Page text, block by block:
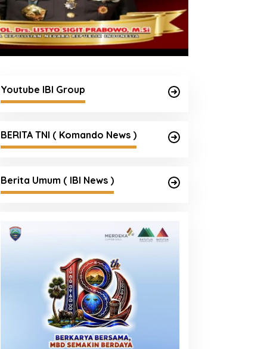
Sumsel Pimpin
Jaga Kesehatan
Kapolda Sumsel Siapkan
Youtube IBI Group
BERITA TNI ( Komando News )
Berita Umum ( IBI News )